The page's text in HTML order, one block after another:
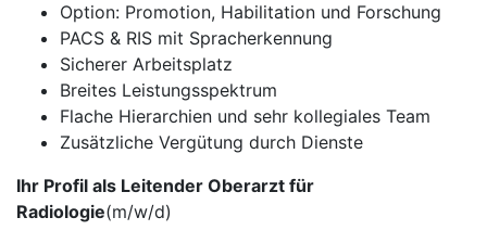
Option: Promotion, Habilitation und Forschung
PACS & RIS mit Spracherkennung
Sicherer Arbeitsplatz
Breites Leistungsspektrum
Flache Hierarchien und sehr kollegiales Team
Zusätzliche Vergütung durch Dienste
Ihr Profil als Leitender Oberarzt für
Radiologie(m/w/d)